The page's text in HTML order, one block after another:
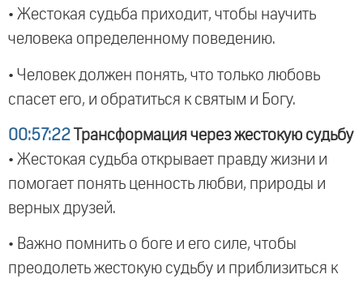
• Жестокая судьба приходит, чтобы научить
человека определенному поведению.
• Человек должен понять, что только любовь
спасет его, и обратиться к святым и Богу.
00:57:22 Трансформация через жестокую судьбу
• Жестокая судьба открывает правду жизни и
помогает понять ценность любви, природы и
верных друзей.
• Важно помнить о боге и его силе, чтобы
преодолеть жестокую судьбу и приблизиться к